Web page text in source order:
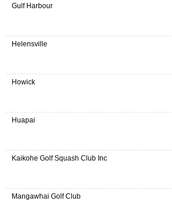
Gulf Harbour
Helensville
Howick
Huapai
Kaikohe Golf Squash Club Inc
Mangawhai Golf Club